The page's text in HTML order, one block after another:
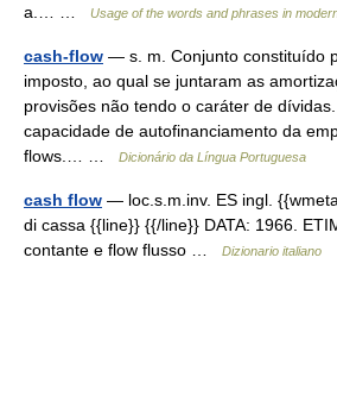
a.… …
Usage of the words and phrases in
cash-flow — s. m. Conjunto constituído
imposto, ao qual se juntaram as
provisões não tendo o caráter de
capacidade de autofinanciamento da
flows.… …
Dicionário da Língua Portuguesa
cash flow — loc.s.m.inv. ES ingl.
di cassa {{line}} {{/line}} DATA: 1966.
contante e flow flusso …
Dizionario italiano